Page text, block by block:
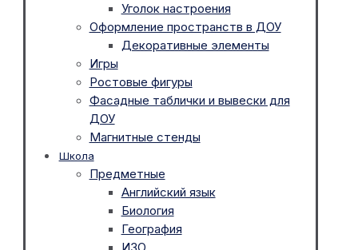
Уголок настроения
Оформление пространств в ДОУ
Декоративные элементы
Игры
Ростовые фигуры
Фасадные таблички и вывески для
ДОУ
Магнитные стенды
Школа
Предметные
Английский язык
Биология
География